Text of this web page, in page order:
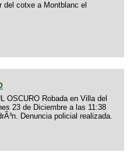
del cotxe a Montblanc el
OSCURO Robada en Villa del
23 de Diciembre a las 11:38
Denuncia policial realizada.